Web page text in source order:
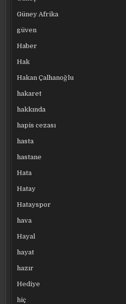
Güney Afrika
güven
Haber
Hak
Hakan Çalhanoğlu
hakaret
hakkında
hapis cezası
hasta
hastane
Hata
Hatay
Hatayspor
hava
Hayal
hayat
hazır
Hediye
hiç